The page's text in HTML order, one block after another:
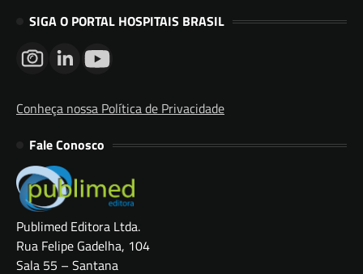
SIGA O PORTAL HOSPITAIS BRASIL
Conheça nossa Política de Privacidade
Fale Conosco
Publimed Editora Ltda.
Rua Felipe Gadelha, 104
Sala 55 – Santana